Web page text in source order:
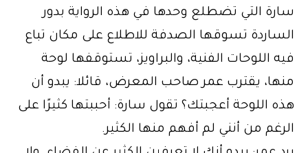
سارة التي تضطلع وحدها في هذه الرواية بدور
الساردة تسوقها الصدفة للاطلاع على مكان تباع
فيه اللوحات الفنية، والبراويز، تستوقفها لوحة
منها، يقترب عمر صاحب المعرض، قائلا: يبدو أن
هذه اللوحة أعجبتك؟ تقول سارة: أحببتها كثيرًا على
الرغم من أنني لم أفهم منها الكثير.